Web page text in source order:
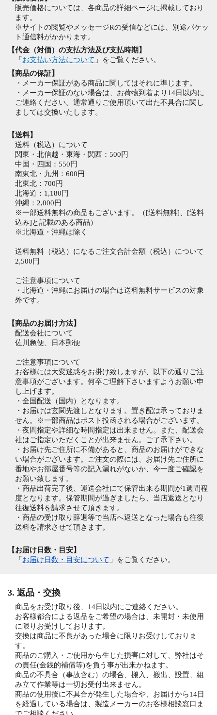
販売価格については、各商品の詳細ページに掲載しており
ます。
※サイトの閲覧やメッセージRの受信などには、別途パケッ
ト通信料がかかります。
【代金（対価）の支払方法及び支払時期】
「 お支払い方法について 」をご覧ください。
【商品の保証】
・メーカー保証がある商品に関してはそれに準じます。
・メーカー保証のない場合は、お荷物到着より14日以内に
ご連絡ください。通常通りご使用頂いて出た不具合に関し
ましては交換いたします。
【送料】
送料（税込）について
関東・北信越・東海・関西：500円
中国・四国：550円
南東北・九州：600円
北東北：700円
北海道：1,180円
沖縄：2,000円
※一部送料無料の商品もございます。（[送料無料]、[送料
込み]と記載のある商品）
※北海道・沖縄は除く
送料無料（税込）になるご注文合計金額（税込）について
2,500円
ご注意事項について
・北海道・沖縄にお届けの場合は送料無料サービスの対象
外です。
【商品のお届け方法】
配送会社について
佐川急便、日本郵便
ご注意事項について
お客様には大変迷惑をお掛け致しますが、以下の通りご注
意事項がございます。何卒ご理解下さいますようお願い申
し上げます。
・全国配送（国内）となります。
・お届けは玄関先渡しとなります。置き配は承っておりま
せん。※一部商品はポスト投函される場合がございます。
・夜間指定や詳細な時間指定は出来ません。また、配送会
社はご指定いただくことが出来ません。ご了承下さい。
・お届け先ご住所に不備があると、商品のお届けができな
い場合がございます。ご注文の際には、お届け先ご住所に
番地やお部屋番号等の記入漏れがないか、今一度ご確認を
お願い致します。
・商品出荷完了後、運送会社にて保管出来る期間が1週間程
度となります。保管期間が過ぎましたら、当店返送となり
往復送料を請求させて頂きます。
・商品の受け取り辞退等で当店へ返送となった場合も往復
送料を請求させて頂きます。
【お届け日数・目安】
「 お届け日数・目安について 」をご覧ください。
3. 返品・交換
商品をお受け取り後、14日以内にご連絡ください。
お客様都合による返品をご希望の場合は、未開封・未使用
に限りお受けしております。
交換は商品に不良があった場合に限りお受けしておりま
す。
商品のご購入・ご使用から生じた損害に対して、弊社はそ
の責任(金銭的補償等)を負う事が出来かねます。
商品の不具合（事故含む）の場合、搬入、搬出、設置、組
み立て作業等は一切お受付出来ません。
商品の使用後に不具合が発生した場合や、お届けから14日
を経過している場合は、製造メーカーのお客様相談窓口ま